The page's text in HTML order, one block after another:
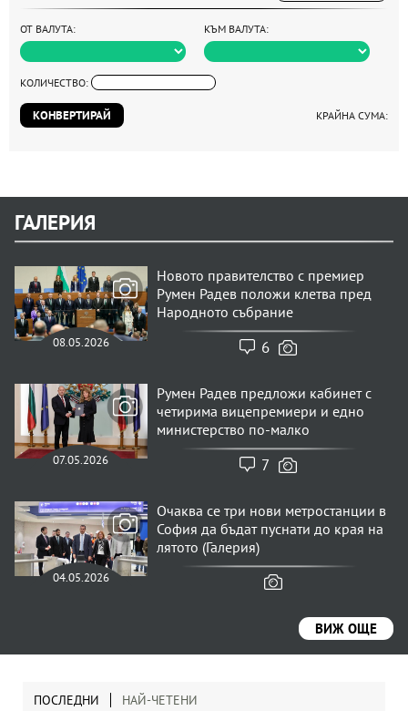
ОТ ВАЛУТА: КЪМ ВАЛУТА:
КОЛИЧЕСТВО:
КОНВЕРТИРАЙ КРАЙНА СУМА:
ГАЛЕРИЯ
08.05.2026
Новото правителство с премиер
Румен Радев положи клетва пред
Народното събрание
6
07.05.2026
Румен Радев предложи кабинет с
четирима вицепремиери и едно
министерство по-малко
7
04.05.2026
Очаква се три нови метростанции в
София да бъдат пуснати до края на
лятото (Галерия)
ВИЖ ОЩЕ
ПОСЛЕДНИ НАЙ-ЧЕТЕНИ